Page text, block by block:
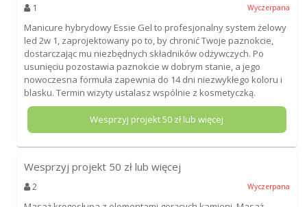
1 Wyczerpana
Manicure hybrydowy Essie Gel to profesjonalny system żelowy
led 2w 1, zaprojektowany po to, by chronić Twoje paznokcie,
dostarczając mu niezbędnych składników odżywczych. Po
usunięciu pozostawia paznokcie w dobrym stanie, a jego
nowoczesna formuła zapewnia do 14 dni niezwykłego koloru i
blasku. Termin wizyty ustalasz wspólnie z kosmetyczką.
Wesprzyj projekt50 zł lub więcej
Wesprzyj projekt 50 zł lub więcej
2 Wyczerpana